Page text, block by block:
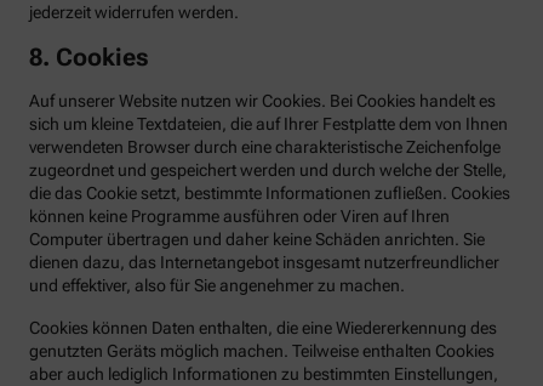
jederzeit widerrufen werden.
8. Cookies
Auf unserer Website nutzen wir Cookies. Bei Cookies handelt es
sich um kleine Textdateien, die auf Ihrer Festplatte dem von Ihnen
verwendeten Browser durch eine charakteristische Zeichenfolge
zugeordnet und gespeichert werden und durch welche der Stelle,
die das Cookie setzt, bestimmte Informationen zufließen. Cookies
können keine Programme ausführen oder Viren auf Ihren
Computer übertragen und daher keine Schäden anrichten. Sie
dienen dazu, das Internetangebot insgesamt nutzerfreundlicher
und effektiver, also für Sie angenehmer zu machen.
Cookies können Daten enthalten, die eine Wiedererkennung des
genutzten Geräts möglich machen. Teilweise enthalten Cookies
aber auch lediglich Informationen zu bestimmten Einstellungen,